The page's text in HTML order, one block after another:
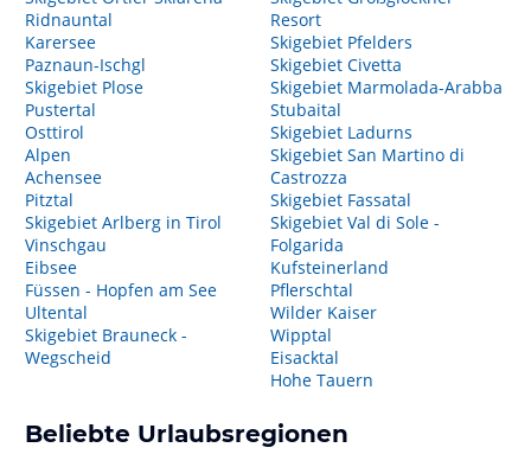
Ridnauntal
Karersee
Paznaun-Ischgl
Skigebiet Plose
Pustertal
Osttirol
Alpen
Achensee
Pitztal
Skigebiet Arlberg in Tirol
Vinschgau
Eibsee
Füssen - Hopfen am See
Ultental
Skigebiet Brauneck -
Wegscheid
Resort
Skigebiet Pfelders
Skigebiet Civetta
Skigebiet Marmolada-Arabba
Stubaital
Skigebiet Ladurns
Skigebiet San Martino di
Castrozza
Skigebiet Fassatal
Skigebiet Val di Sole -
Folgarida
Kufsteinerland
Pflerschtal
Wilder Kaiser
Wipptal
Eisacktal
Hohe Tauern
Beliebte Urlaubsregionen